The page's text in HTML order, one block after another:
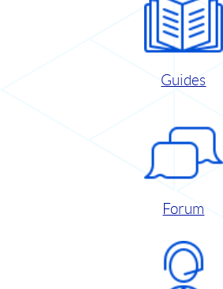
Guides
Forum